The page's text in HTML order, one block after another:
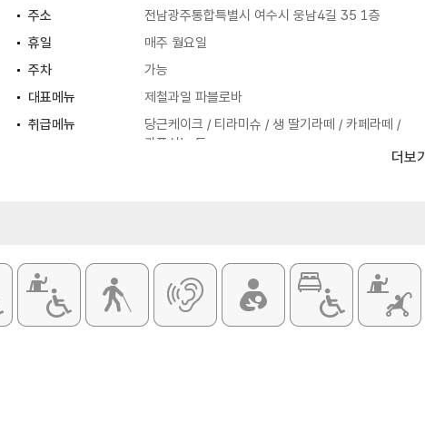
주소
전남광주통합특별시 여수시 웅남4길 35 1층
휴일
매주 월요일
주차
가능
대표메뉴
제철과일 파블로바
취급메뉴
당근케이크 / 티라미슈 / 생 딸기라떼 / 카페라떼 /
카푸치노 등
더보기